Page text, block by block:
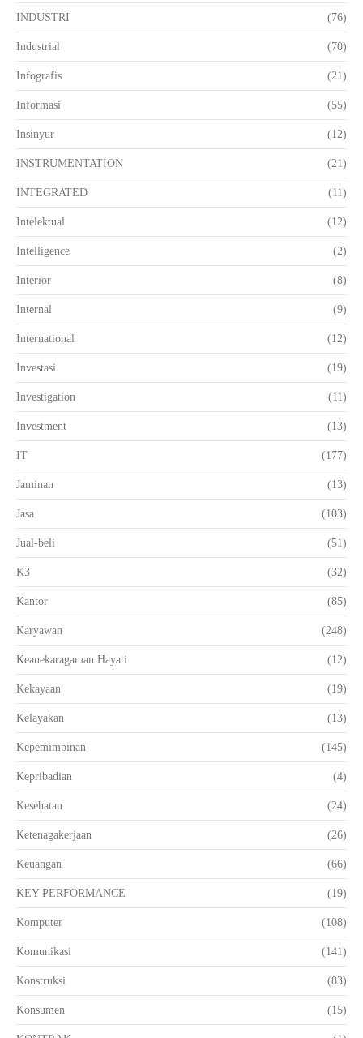
INDUSTRI (76)
Industrial (70)
Infografis (21)
Informasi (55)
Insinyur (12)
INSTRUMENTATION (21)
INTEGRATED (11)
Intelektual (12)
Intelligence (2)
Interior (8)
Internal (9)
International (12)
Investasi (19)
Investigation (11)
Investment (13)
IT (177)
Jaminan (13)
Jasa (103)
Jual-beli (51)
K3 (32)
Kantor (85)
Karyawan (248)
Keanekaragaman Hayati (12)
Kekayaan (19)
Kelayakan (13)
Kepemimpinan (145)
Kepribadian (4)
Kesehatan (24)
Ketenagakerjaan (26)
Keuangan (66)
KEY PERFORMANCE (19)
Komputer (108)
Komunikasi (141)
Konstruksi (83)
Konsumen (15)